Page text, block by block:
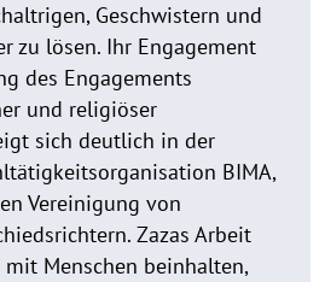
Geschwistern und
zu lösen. Ihr Engagement
des Engagements
und religiöser
sich deutlich in der
BIMA,
Vereinigung von
Zazas Arbeit
Menschen beinhalten,